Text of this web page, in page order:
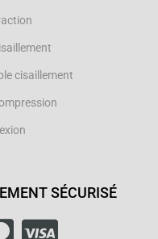
cisaillement
SÉCURISÉ